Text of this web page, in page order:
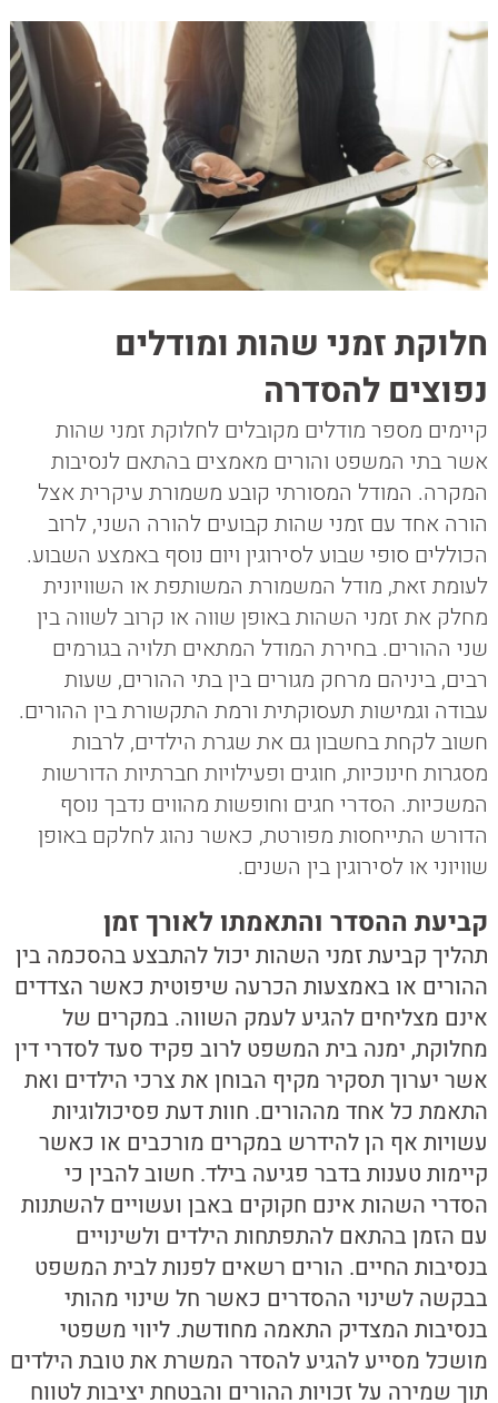
חלוקת זמני שהות ומודלים
נפוצים להסדרה
קיימים מספר מודלים מקובלים לחלוקת זמני שהות
אשר בתי המשפט והורים מאמצים בהתאם לנסיבות
המקרה. המודל המסורתי קובע משמורת עיקרית אצל
הורה אחד עם זמני שהות קבועים להורה השני, לרוב
הכוללים סופי שבוע לסירוגין ויום נוסף באמצע השבוע.
לעומת זאת, מודל המשמורת המשותפת או השוויונית
מחלק את זמני השהות באופן שווה או קרוב לשווה בין
שני ההורים. בחירת המודל המתאים תלויה בגורמים
רבים, ביניהם מרחק מגורים בין בתי ההורים, שעות
עבודה וגמישות תעסוקתית ורמת התקשורת בין ההורים.
חשוב לקחת בחשבון גם את שגרת הילדים, לרבות
מסגרות חינוכיות, חוגים ופעילויות חברתיות הדורשות
המשכיות. הסדרי חגים וחופשות מהווים נדבך נוסף
הדורש התייחסות מפורטת, כאשר נהוג לחלקם באופן
שוויוני או לסירוגין בין השנים.
קביעת ההסדר והתאמתו לאורך זמן
תהליך קביעת זמני השהות יכול להתבצע בהסכמה בין
ההורים או באמצעות הכרעה שיפוטית כאשר הצדדים
אינם מצליחים להגיע לעמק השווה. במקרים של
מחלוקת, ימנה בית המשפט לרוב פקיד סעד לסדרי דין
אשר יערוך תסקיר מקיף הבוחן את צרכי הילדים ואת
התאמת כל אחד מההורים. חוות דעת פסיכולוגיות
עשויות אף הן להידרש במקרים מורכבים או כאשר
קיימות טענות בדבר פגיעה בילד. חשוב להבין כי
הסדרי השהות אינם חקוקים באבן ועשויים להשתנות
עם הזמן בהתאם להתפתחות הילדים ולשינויים
בנסיבות החיים. הורים רשאים לפנות לבית המשפט
בבקשה לשינוי ההסדרים כאשר חל שינוי מהותי
בנסיבות המצדיק התאמה מחודשת. ליווי משפטי
מושכל מסייע להגיע להסדר המשרת את טובת הילדים
תוך שמירה על זכויות ההורים והבטחת יציבות לטווח